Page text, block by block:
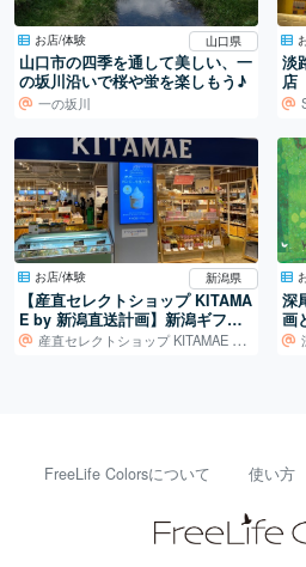
お店/体験 山口県
山口市の四季を通して美しい、一
の坂川沿いで桜や蛍を楽しもう♪
一の坂川
淡
店
ん
お店/体験 新潟県
【産直セレクトショップ KITAMA
E by 新潟直送計画】新潟ギフト
ならここがおすすめ！
産直セレクトショップ KITAMAE by 新潟直送計画
深
画
世
FreeLife Colorsについて 使い方